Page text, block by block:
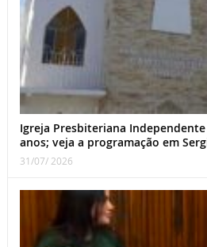
Igreja Presbiteriana
anos; veja a programação em
31/07/ 2026